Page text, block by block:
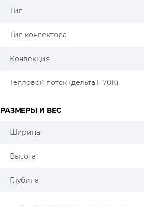
Тип
Тип конвектора
Конвекция
Тепловой поток (дельтаT=70K)
РАЗМЕРЫ И ВЕС
Ширина
Высота
Глубина